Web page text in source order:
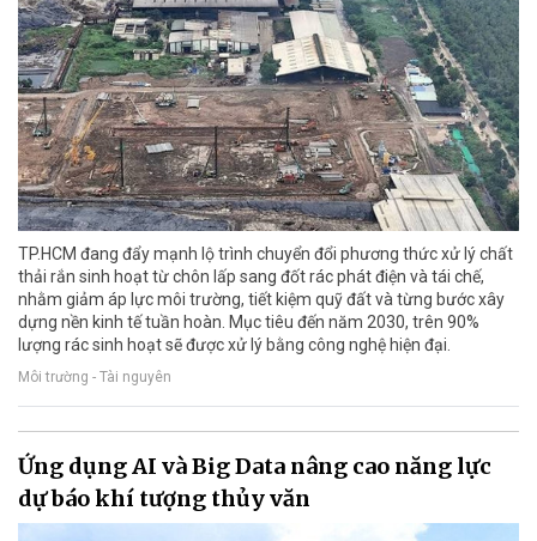
TP.HCM đang đẩy mạnh lộ trình chuyển đổi phương thức xử lý chất
thải rắn sinh hoạt từ chôn lấp sang đốt rác phát điện và tái chế,
nhằm giảm áp lực môi trường, tiết kiệm quỹ đất và từng bước xây
dựng nền kinh tế tuần hoàn. Mục tiêu đến năm 2030, trên 90%
lượng rác sinh hoạt sẽ được xử lý bằng công nghệ hiện đại.
Môi trường - Tài nguyên
Ứng dụng AI và Big Data nâng cao năng lực
dự báo khí tượng thủy văn